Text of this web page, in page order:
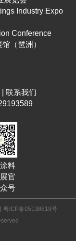
Industry Expo
Conference
（琶洲）
联系我们
料
官
号
粤ICP备05138619号